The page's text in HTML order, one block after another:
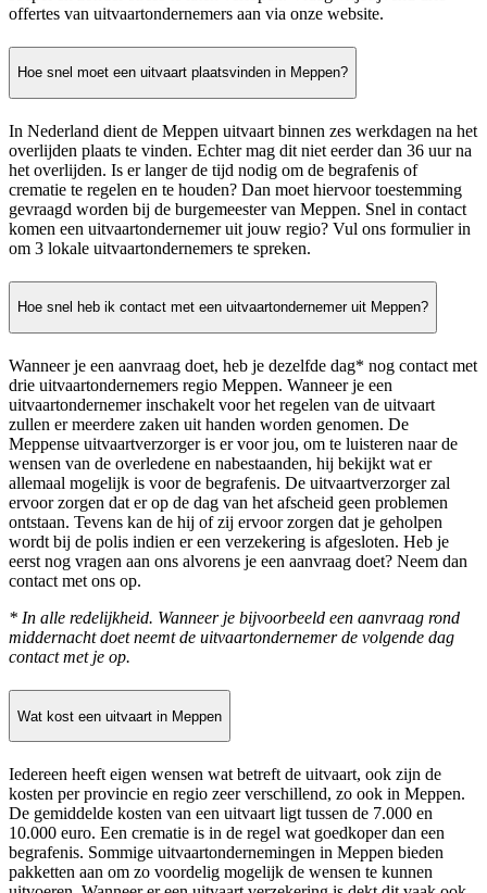
offertes van uitvaartondernemers aan via onze website.
Hoe snel moet een uitvaart plaatsvinden in Meppen?
In Nederland dient de Meppen uitvaart binnen zes werkdagen na het
overlijden plaats te vinden. Echter mag dit niet eerder dan 36 uur na
het overlijden. Is er langer de tijd nodig om de begrafenis of
crematie te regelen en te houden? Dan moet hiervoor toestemming
gevraagd worden bij de burgemeester van Meppen. Snel in contact
komen een uitvaartondernemer uit jouw regio? Vul ons formulier in
om 3 lokale uitvaartondernemers te spreken.
Hoe snel heb ik contact met een uitvaartondernemer uit Meppen?
Wanneer je een aanvraag doet, heb je dezelfde dag* nog contact met
drie uitvaartondernemers regio Meppen. Wanneer je een
uitvaartondernemer inschakelt voor het regelen van de uitvaart
zullen er meerdere zaken uit handen worden genomen. De
Meppense uitvaartverzorger is er voor jou, om te luisteren naar de
wensen van de overledene en nabestaanden, hij bekijkt wat er
allemaal mogelijk is voor de begrafenis. De uitvaartverzorger zal
ervoor zorgen dat er op de dag van het afscheid geen problemen
ontstaan. Tevens kan de hij of zij ervoor zorgen dat je geholpen
wordt bij de polis indien er een verzekering is afgesloten. Heb je
eerst nog vragen aan ons alvorens je een aanvraag doet? Neem dan
contact met ons op.
* In alle redelijkheid. Wanneer je bijvoorbeeld een aanvraag rond
middernacht doet neemt de uitvaartondernemer de volgende dag
contact met je op.
Wat kost een uitvaart in Meppen
Iedereen heeft eigen wensen wat betreft de uitvaart, ook zijn de
kosten per provincie en regio zeer verschillend, zo ook in Meppen.
De gemiddelde kosten van een uitvaart ligt tussen de 7.000 en
10.000 euro. Een crematie is in de regel wat goedkoper dan een
begrafenis. Sommige uitvaartondernemingen in Meppen bieden
pakketten aan om zo voordelig mogelijk de wensen te kunnen